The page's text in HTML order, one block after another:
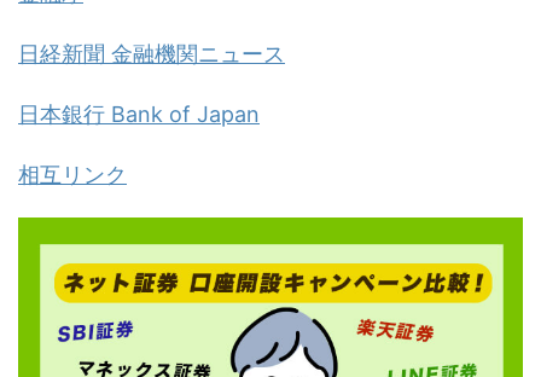
日経新聞 金融機関ニュース
日本銀行 Bank of Japan
相互リンク